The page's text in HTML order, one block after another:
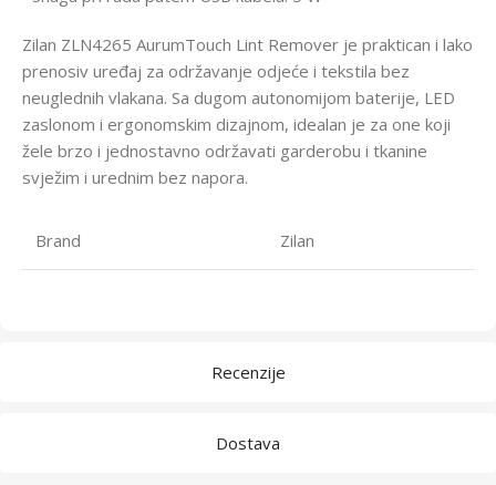
Recenzije
Dostava
Zilan ZLN4265 AurumTouch Lint Remover je praktican i lako
prenosiv uređaj za održavanje odjeće i tekstila bez
neuglednih vlakana. Sa dugom autonomijom baterije, LED
zaslonom i ergonomskim dizajnom, idealan je za one koji
žele brzo i jednostavno održavati garderobu i tkanine
svježim i urednim bez napora.
Brand Zilan